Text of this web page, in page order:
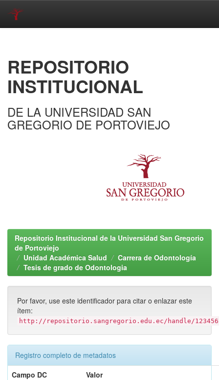
REPOSITORIO
INSTITUCIONAL
DE LA UNIVERSIDAD SAN
GREGORIO DE PORTOVIEJO
Repositorio Institucional de la Universidad San Gregorio
de Portoviejo
Unidad Académica Salud
Carrera de Odontología
Tesis de grado de Odontologia
Por favor, use este identificador para citar o enlazar este
ítem:
http://repositorio.sangregorio.edu.ec/handle/
Registro completo de metadatos
Campo DC
Valor